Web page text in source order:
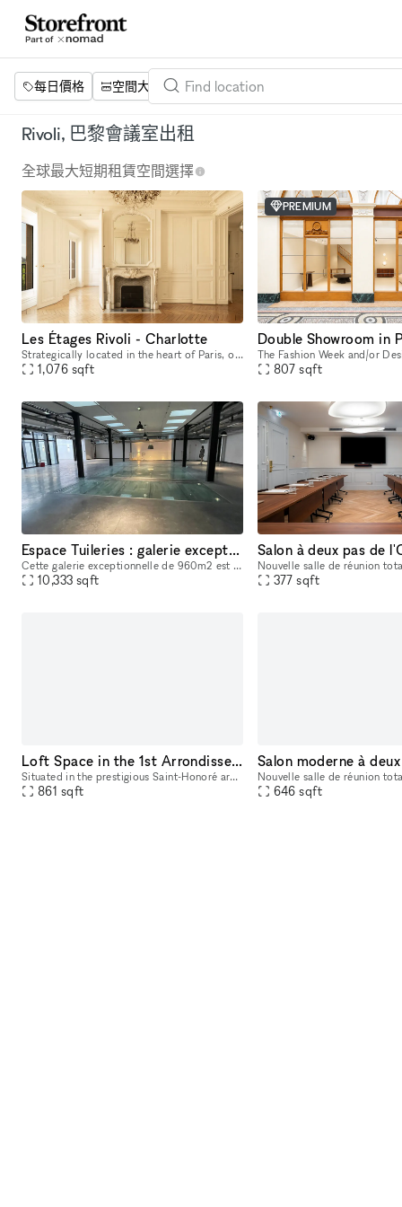
每日價格 空間大小 項目 設施
Rivoli, 巴黎會議室出租
全球最大短期租賃空間選擇
Les Étages Rivoli - Charlotte
Strategically located in the heart of Paris, opposite the Jardin des Tuileries and two steps away from Place Vendôme and Place de la Concorde, the showroom features the charm of a cozy Parisian appar
1,076 sqft
PREMIUM
807 sqft
Espace Tuileries : galerie exceptionnelle de 960m2
Cette galerie exceptionnelle de 960m2 est idéalement située près des Tuileries. Ce lieu unique combine à la perfection un style brut et industriel avec une luminosité remarquable. Les murs bruts et
10,333 sqft 377 sqft
Loft Space in the 1st Arrondissement
Situated in the prestigious Saint-Honoré area, this sublime loft space is an excellent location for brands to host a Fashion Showroom, a Product Sale or an Art Opening. Located on the first floor, th
861 sqft 646 sqft